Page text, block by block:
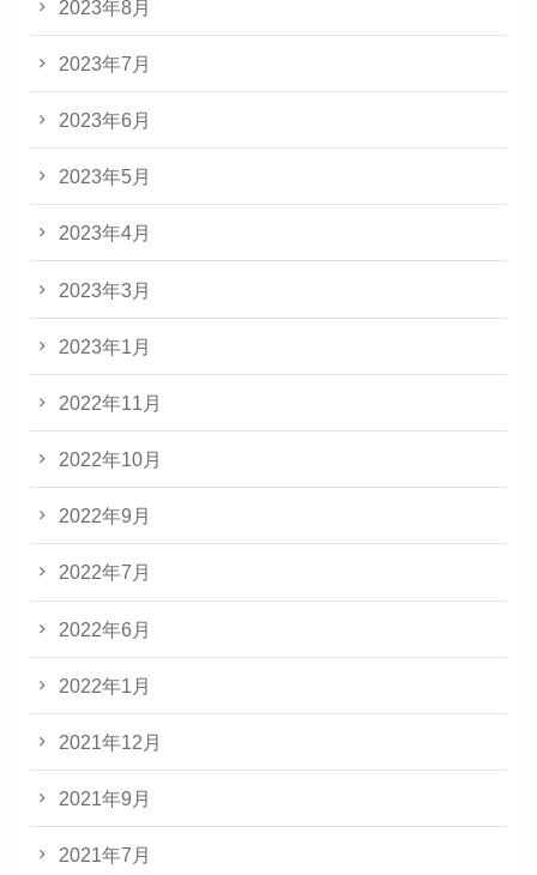
2023年8月
2023年7月
2023年6月
2023年5月
2023年4月
2023年3月
2023年1月
2022年11月
2022年10月
2022年9月
2022年7月
2022年6月
2022年1月
2021年12月
2021年9月
2021年7月